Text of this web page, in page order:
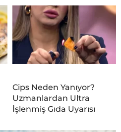
Cips Neden Yanıyor?
Uzmanlardan Ultra
İşlenmiş Gıda Uyarısı